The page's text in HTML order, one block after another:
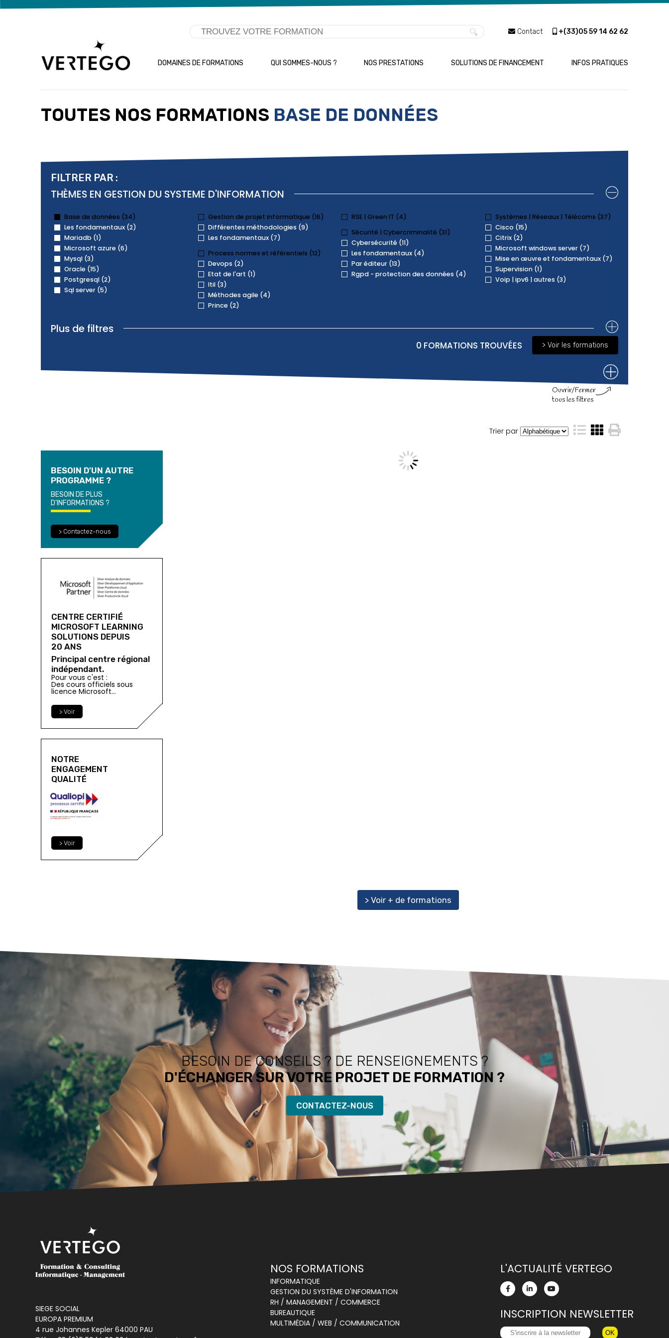
Contact +(33)05 59 14 62 62
DOMAINES DE FORMATIONS QUI SOMMES-NOUS ? NOS PRESTATIONS SOLUTIONS DE FINANCEMENT INFOS PRATIQUES
TOUTES NOS FORMATIONS BASE DE DONNÉES
FILTRER PAR :
THÈMES EN GESTION DU SYSTEME D'INFORMATION
Base de données (34)
Les fondamentaux (2)
Mariadb (1)
Microsoft azure (6)
Mysql (3)
Oracle (15)
Postgresql (2)
Sql server (5)
Gestion de projet informatique (16)
Différentes méthodologies (9)
Les fondamentaux (7)
Process normes et référentiels (12)
Devops (2)
Etat de l'art (1)
Itil (3)
Méthodes agile (4)
Prince (2)
RSE | Green IT (4)
Sécurité | Cybercriminalité (31)
Cybersécurité (11)
Les fondamentaux (4)
Par éditeur (13)
Rgpd - protection des données (4)
Systèmes | Réseaux | Télécoms (37)
Cisco (15)
Citrix (2)
Microsoft windows server (7)
Mise en œuvre et fondamentaux (7)
Supervision (1)
Voip | ipv6 | autres (3)
Plus de filtres
0 FORMATIONS TROUVÉES > Voir les formations
BESOIN D'UN AUTRE
PROGRAMME ?
BESOIN DE PLUS
D'INFORMATIONS ?
> Contactez-nous
CENTRE CERTIFIÉ
MICROSOFT LEARNING
SOLUTIONS DEPUIS
20 ANS
Principal centre régional
indépendant.
Pour vous c'est :
Des cours officiels sous
licence Microsoft...
> Voir
NOTRE
ENGAGEMENT
QUALITÉ
> Voir
Trier par
> Voir + de formations
BESOIN DE CONSEILS ? DE RENSEIGNEMENTS ?
D'ÉCHANGER SUR VOTRE PROJET DE FORMATION ?
CONTACTEZ-NOUS
SIEGE SOCIAL
EUROPA PREMIUM
4 rue Johannes Kepler 64000 PAU
NOS FORMATIONS
INFORMATIQUE
GESTION DU SYSTÈME D'INFORMATION
RH / MANAGEMENT / COMMERCE
BUREAUTIQUE
MULTIMÉDIA / WEB / COMMUNICATION
L'ACTUALITÉ VERTEGO
INSCRIPTION NEWSLETTER